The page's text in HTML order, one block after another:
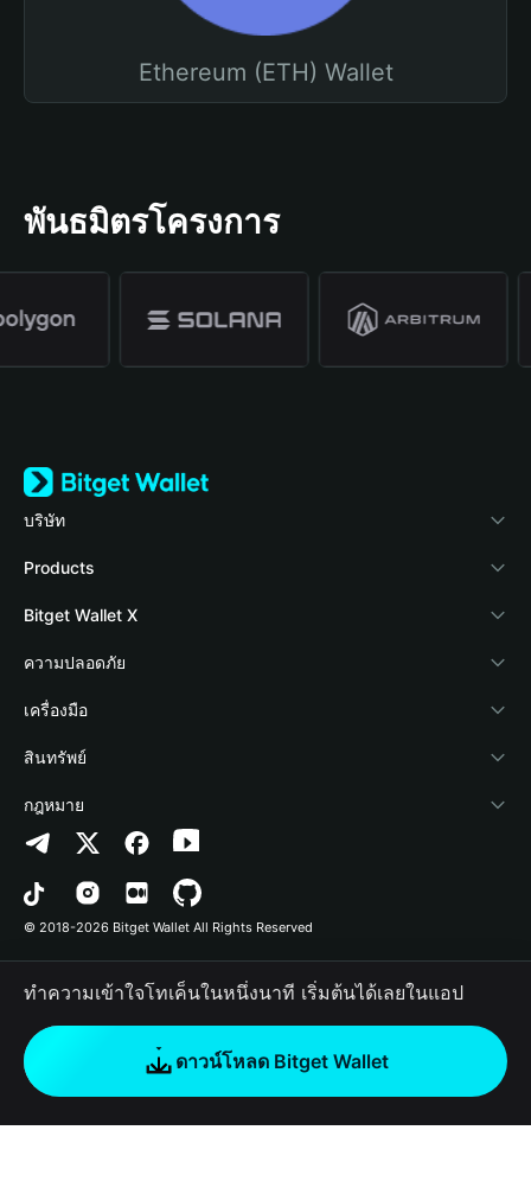
Ethereum (ETH) Wallet
พันธมิตรโครงการ
บริษัท
เกี่ยวกับ Bitget Wallet
Blog
Academy
ข่าวสารด้านคริปโต
ศูนย์ช่วยเหลือ
ติดต่อเรา
ทรัพยากรข้อมูลของแบรนด์
อาชีพ
Products
Crypto Card
Stablecoin Earn
Payfi Crypto
Crypto Swap API
Altcoin Season Index
Prediction Markets
DApp
RWA
How to Buy Crypto
Bitget Wallet X
นักพัฒนา
เชื่อมต่อ Wallet
Bitget Wallet Pay
ลิสต์โปรเจกต์
ความปลอดภัย
Protection Fund
เทคโนโลยีความปลอดภัย
เครื่องมือ
ซื้อคริปโต
การตรวจจับการอนุญาต
การตรวจจับสัญญา
การโอนเป็นชุด
สินทรัพย์
Arbitrum
Avalanche
Bitcoin
Polygon
กฎหมาย
นโยบายความเป็นส่วนตัว
ข้อตกลงในการใช้บริการ
© 2018-2026 Bitget Wallet All Rights Reserved
ทำความเข้าใจโทเค็นในหนึ่งนาที เริ่มต้นได้เลยในแอป
ดาวน์โหลด Bitget Wallet